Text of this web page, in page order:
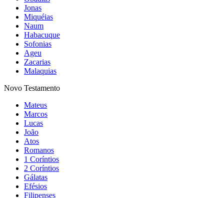
Jonas
Miquéias
Naum
Habacuque
Sofonias
Ageu
Zacarias
Malaquias
Novo Testamento
Mateus
Marcos
Lucas
João
Atos
Romanos
1 Coríntios
2 Coríntios
Gálatas
Efésios
Filipenses